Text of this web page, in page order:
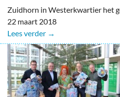
Zuidhorn in Westerkwartier het
22 maart 2018
Lees verder →